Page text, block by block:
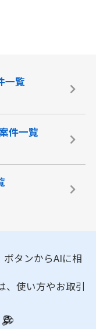
一覧
件一覧
ボタンからAIに相
、使い方やお取引